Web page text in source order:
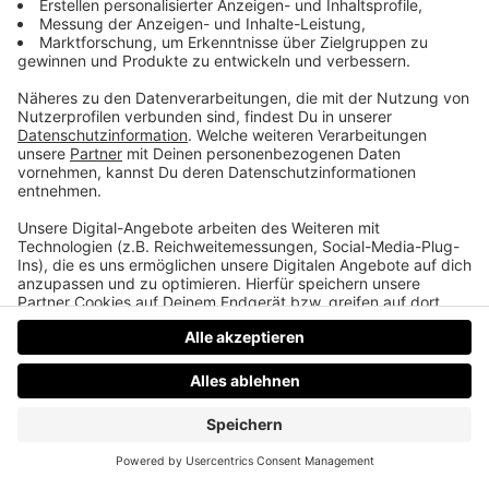
Suicide Squad / Amazon Prime
Die schrägsten Superhelden aus dem WB / DC
Universum versuchen gemeinsam die Welt zu
retten, inklusive sprechendem Hai und extrem
schrägem Humor.
DatenschutzImpressumAGBsJobsKontaktWerben